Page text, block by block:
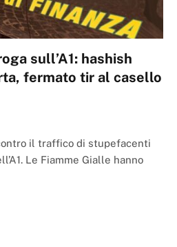
sull’A1: hashish
fermato tir al casello
il traffico di stupefacenti
Le Fiamme Gialle hanno